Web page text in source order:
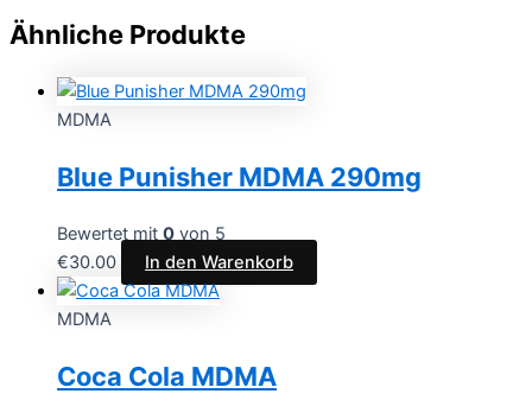
Ähnliche Produkte
MDMA
Blue Punisher MDMA 290mg
Bewertet mit 0 von 5
€30.00 In den Warenkorb
MDMA
Coca Cola MDMA